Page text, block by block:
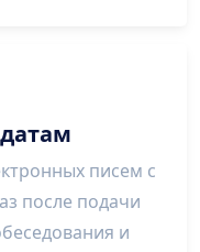
писем с
после подачи
и